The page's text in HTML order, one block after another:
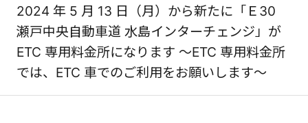
2024 年 5 月 13 日（月）から新たに「Ｅ30
瀬戸中央自動車道 水島インターチェンジ」が
ETC 専用料金所になります ～ETC 専用料金所
では、ETC 車でのご利用をお願いします～